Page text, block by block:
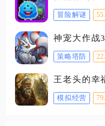
冒险解谜
神宠大作战3
策略塔防
王老头的幸
模拟经营